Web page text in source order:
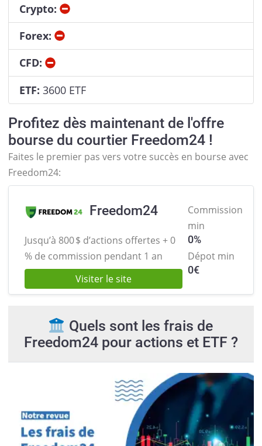
Crypto:
Non
Forex:
Non
CFD:
Non
ETF: 3600 ETF
Profitez dès maintenant de l'offre
bourse du courtier Freedom24 !
Faites le premier pas vers votre succès en bourse avec
Freedom24:
Freedom24
Jusqu’à 800 $ d’actions offertes +0
% de commission pendant 1 an
Visiter le site
Commission
min
0%
Dépot min
0€
Quels sont les frais de
Freedom24 pour actions et ETF ?